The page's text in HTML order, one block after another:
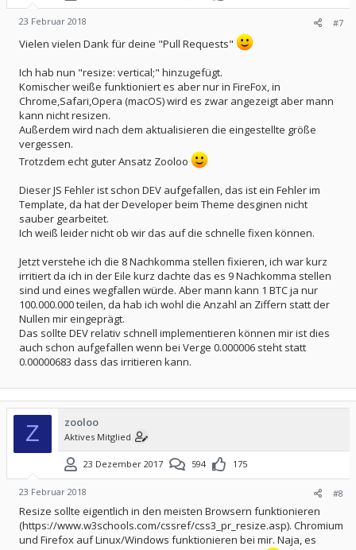
23 Februar 2018 #7
Vielen vielen Dank für deine "Pull Requests"
Ich hab nun "resize: vertical;" hinzugefügt.
Komischer weiße funktioniert es aber nur in FireFox, in
Chrome,Safari,Opera (macOS) wird es zwar angezeigt aber mann
kann nicht resizen.
Außerdem wird nach dem aktualisieren die eingestellte größe
vergessen.
Trotzdem echt guter Ansatz Zooloo
Dieser JS Fehler ist schon DEV aufgefallen, das ist ein Fehler im
Template, da hat der Developer beim Theme desginen nicht
sauber gearbeitet.
Ich weiß leider nicht ob wir das auf die schnelle fixen können.
Jetzt verstehe ich die 8 Nachkomma stellen fixieren, ich war kurz
irritiert da ich in der Eile kurz dachte das es 9 Nachkomma stellen
sind und eines wegfallen würde. Aber mann kann 1 BTC ja nur
100.000.000 teilen, da hab ich wohl die Anzahl an Ziffern statt der
Nullen mir eingeprägt.
Das sollte DEV relativ schnell implementieren können mir ist dies
auch schon aufgefallen wenn bei Verge 0.000006 steht statt
0.00000683 dass das irritieren kann.
Z zooloo
Aktives Mitglied
23 Dezember 2017 594 175
23 Februar 2018 #8
Resize sollte eigentlich in den meisten Browsern funktionieren
(https://www.w3schools.com/cssref/css3_pr_resize.asp). Chromium
und Firefox auf Linux/Windows funktionieren bei mir. Naja, es